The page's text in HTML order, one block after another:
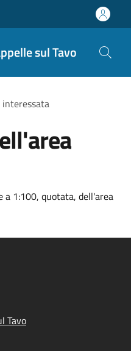
sul Tavo
1:100, quotata, dell'area
Tavo